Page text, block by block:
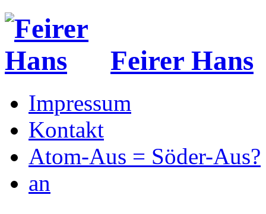
Feirer Hans
Impressum
Kontakt
Atom-Aus = Söder-Aus?
an